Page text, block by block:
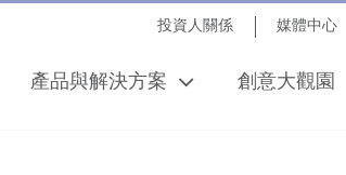
投資人關係 媒體中心
產品與解決方案 創意大觀園